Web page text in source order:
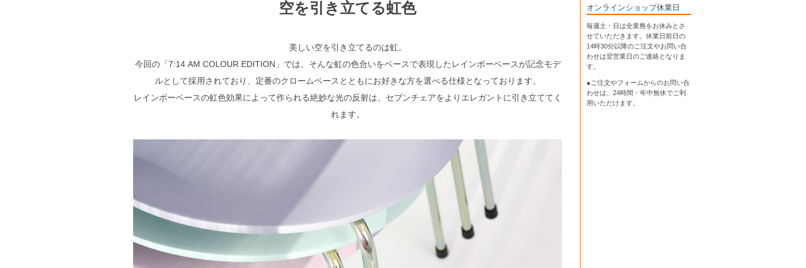
空を引き立てる虹色
美しい空を引き立てるのは虹。
今回の「7:14 AM COLOUR EDITION」では、そんな虹の色合いをベースで表現したレインボーベースが記念モデ
ルとして採用されており、定番のクロームベースとともにお好きな方を選べる仕様となっております。
レインボーベースの虹色効果によって作られる絶妙な光の反射は、セブンチェアをよりエレガントに引き立ててく
れます。
オンラインショップ休業日
毎週土・日は全業務をお休みとさ
せていただきます。休業日前日の
14時30分以降のご注文やお問い合
わせは翌営業日のご連絡となりま
す。
●ご注文やフォームからのお問い合
わせは、 24時間・年中無休でご利
用いただけます。